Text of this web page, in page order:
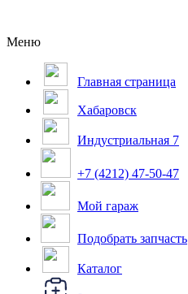
Меню
Главная страница
Хабаровск
Индустриальная 7
+7 (4212) 47-50-47
Мой гараж
Подобрать запчасть
Каталог